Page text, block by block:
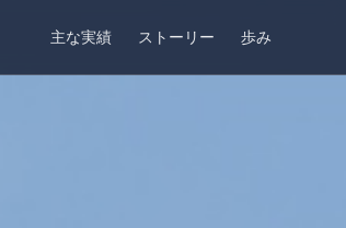
主な実績 ストーリー 歩み